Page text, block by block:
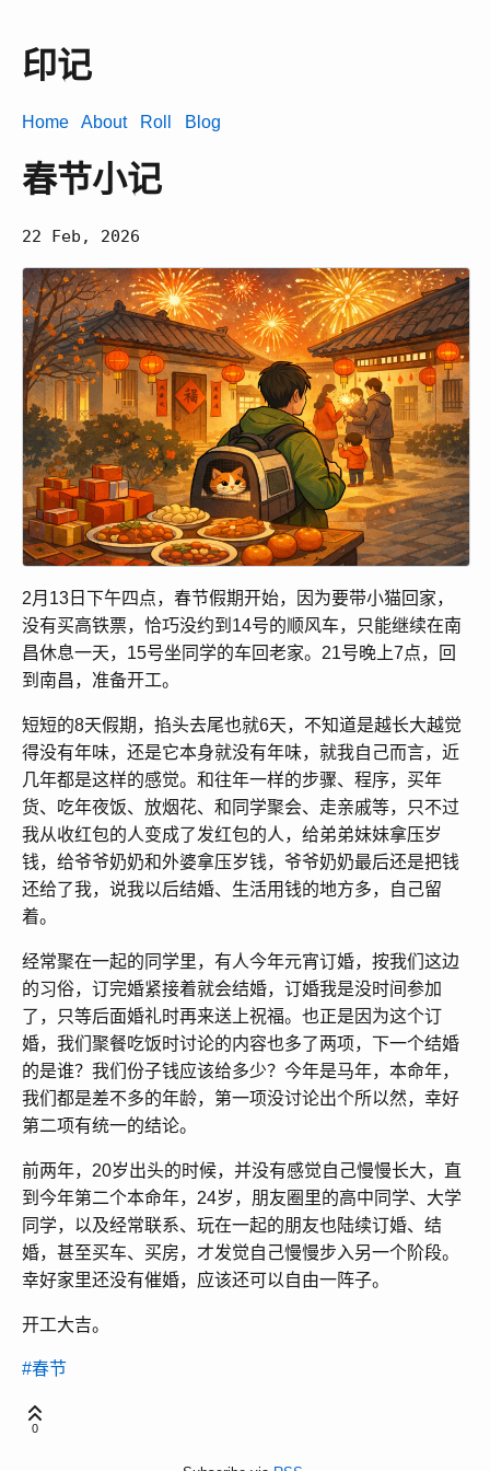
印记
Home About Roll Blog
春节小记
22 Feb, 2026
2月13日下午四点，春节假期开始，因为要带小猫回家，
没有买高铁票，恰巧没约到14号的顺风车，只能继续在南
昌休息一天，15号坐同学的车回老家。21号晚上7点，回
到南昌，准备开工。
短短的8天假期，掐头去尾也就6天，不知道是越长大越觉
得没有年味，还是它本身就没有年味，就我自己而言，近
几年都是这样的感觉。和往年一样的步骤、程序，买年
货、吃年夜饭、放烟花、和同学聚会、走亲戚等，只不过
我从收红包的人变成了发红包的人，给弟弟妹妹拿压岁
钱，给爷爷奶奶和外婆拿压岁钱，爷爷奶奶最后还是把钱
还给了我，说我以后结婚、生活用钱的地方多，自己留
着。
经常聚在一起的同学里，有人今年元宵订婚，按我们这边
的习俗，订完婚紧接着就会结婚，订婚我是没时间参加
了，只等后面婚礼时再来送上祝福。也正是因为这个订
婚，我们聚餐吃饭时讨论的内容也多了两项，下一个结婚
的是谁？我们份子钱应该给多少？今年是马年，本命年，
我们都是差不多的年龄，第一项没讨论出个所以然，幸好
第二项有统一的结论。
前两年，20岁出头的时候，并没有感觉自己慢慢长大，直
到今年第二个本命年，24岁，朋友圈里的高中同学、大学
同学，以及经常联系、玩在一起的朋友也陆续订婚、结
婚，甚至买车、买房，才发觉自己慢慢步入另一个阶段。
幸好家里还没有催婚，应该还可以自由一阵子。
开工大吉。
#春节
0